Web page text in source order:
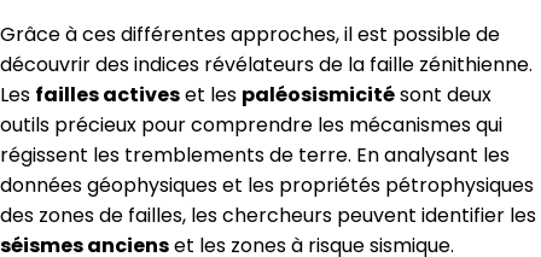
Grâce à ces différentes approches, il est possible de
découvrir des indices révélateurs de la faille zénithienne.
Les failles activeset les paléosismicitésont deux
outils précieux pour comprendre les mécanismes qui
régissent les tremblements de terre. En analysant les
données géophysiques et les propriétés pétrophysiques
des zones de failles, les chercheurs peuvent identifier les
séismes ancienset les zones à risque sismique.